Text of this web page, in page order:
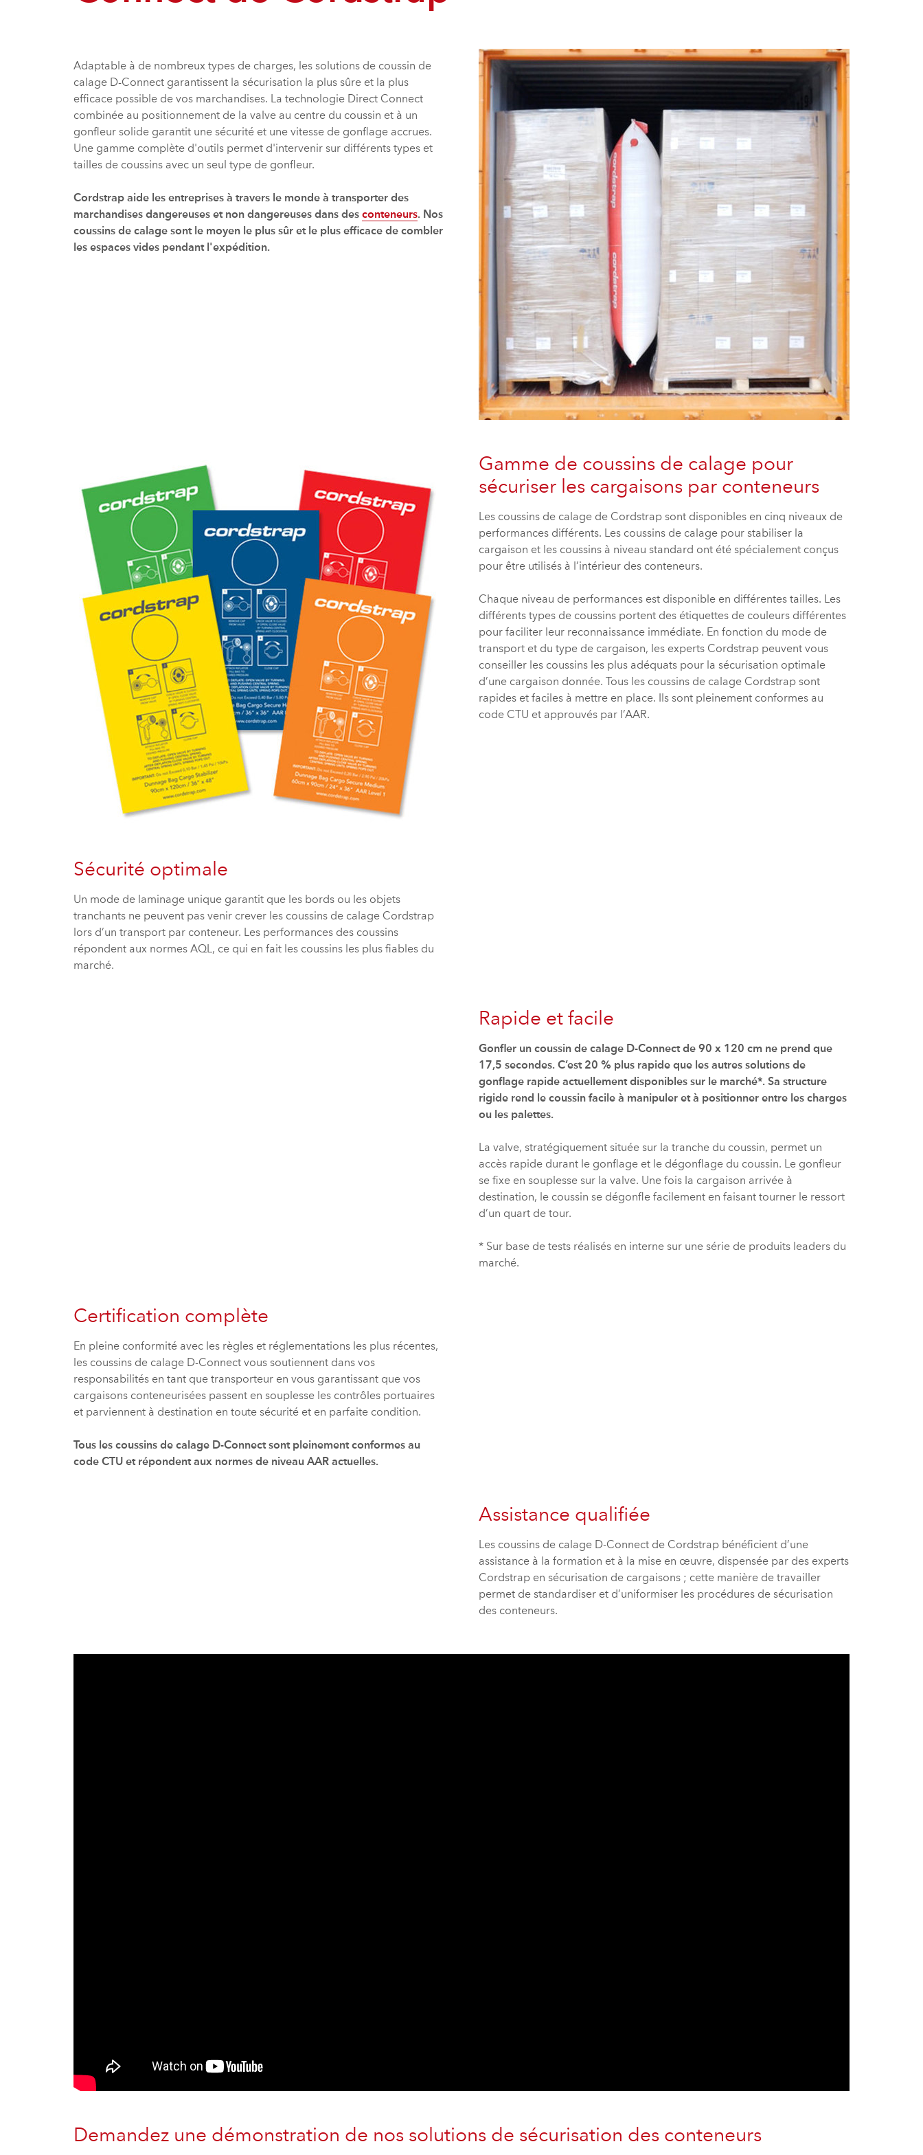
Adaptable à de nombreux types de charges, les solutions de coussin de
calage D-Connect garantissent la sécurisation la plus sûre et la plus
efficace possible de vos marchandises. La technologie Direct Connect
combinée au positionnement de la valve au centre du coussin et à un
gonfleur solide garantit une sécurité et une vitesse de gonflage accrues.
Une gamme complète d'outils permet d'intervenir sur différents types et
tailles de coussins avec un seul type de gonfleur.
Cordstrap aide les entreprises à travers le monde à transporter des
marchandises dangereuses et non dangereuses dans des conteneurs. Nos
coussins de calage sont le moyen le plus sûr et le plus efficace de combler
les espaces vides pendant l'expédition.
Gamme de coussins de calage pour
sécuriser les cargaisons par conteneurs
Les coussins de calage de Cordstrap sont disponibles en cinq niveaux de
performances différents. Les coussins de calage pour stabiliser la
cargaison et les coussins à niveau standard ont été spécialement conçus
pour être utilisés à l’intérieur des conteneurs.
Chaque niveau de performances est disponible en différentes tailles. Les
différents types de coussins portent des étiquettes de couleurs différentes
pour faciliter leur reconnaissance immédiate. En fonction du mode de
transport et du type de cargaison, les experts Cordstrap peuvent vous
conseiller les coussins les plus adéquats pour la sécurisation optimale
d’une cargaison donnée. Tous les coussins de calage Cordstrap sont
rapides et faciles à mettre en place. Ils sont pleinement conformes au
code CTU et approuvés par l’AAR.
Sécurité optimale
Un mode de laminage unique garantit que les bords ou les objets
tranchants ne peuvent pas venir crever les coussins de calage Cordstrap
lors d’un transport par conteneur. Les performances des coussins
répondent aux normes AQL, ce qui en fait les coussins les plus fiables du
marché.
Rapide et facile
Gonfler un coussin de calage D-Connect de 90 x 120 cm ne prend que
17,5 secondes. C’est 20 % plus rapide que les autres solutions de
gonflage rapide actuellement disponibles sur le marché*. Sa structure
rigide rend le coussin facile à manipuler et à positionner entre les charges
ou les palettes.
La valve, stratégiquement située sur la tranche du coussin, permet un
accès rapide durant le gonflage et le dégonflage du coussin. Le gonfleur
se fixe en souplesse sur la valve. Une fois la cargaison arrivée à
destination, le coussin se dégonfle facilement en faisant tourner le ressort
d’un quart de tour.
* Sur base de tests réalisés en interne sur une série de produits leaders du
marché.
Certification complète
En pleine conformité avec les règles et réglementations les plus récentes,
les coussins de calage D-Connect vous soutiennent dans vos
responsabilités en tant que transporteur en vous garantissant que vos
cargaisons conteneurisées passent en souplesse les contrôles portuaires
et parviennent à destination en toute sécurité et en parfaite condition.
Tous les coussins de calage D-Connect sont pleinement conformes au
code CTU et répondent aux normes de niveau AAR actuelles.